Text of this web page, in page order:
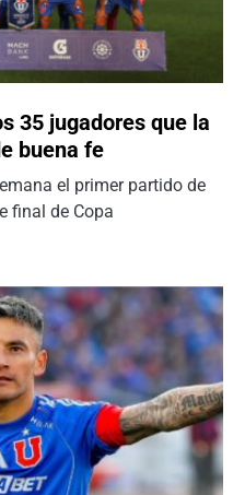
35 jugadores que la
buena fe
el primer partido de
final de Copa